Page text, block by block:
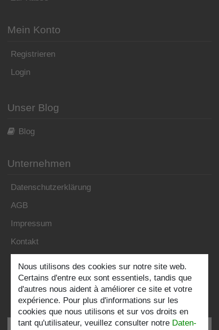
Mein Konto
Registrieren
Login
Unser Blog
Blog
Unternehmen
Datenschutzerklärung
AGB
Impressum
Kontakt
Folgen Sie uns:
Nous utilisons des cookies sur notre site web.
Certains d'entre eux sont essentiels, tandis que
d'autres nous aident à améliorer ce site et votre
expérience. Pour plus d'informations sur les
cookies que nous utilisons et sur vos droits en
tant qu'utilisateur, veuillez consulter notre Daten­